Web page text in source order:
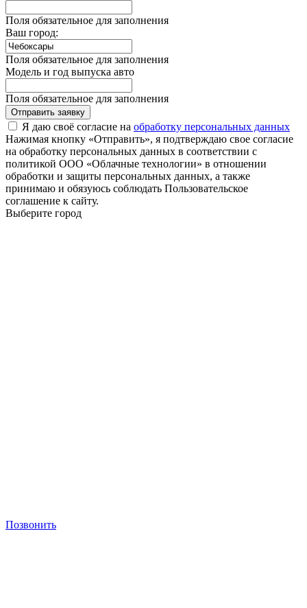
Поля обязательное для заполнения
Ваш город:
Поля обязательное для заполнения
Модель и год выпуска авто
Поля обязательное для заполнения
Отправить заявку
Я даю своё согласие на обработку персональных данных
Нажимая кнопку «Отправить», я подтверждаю свое согласие
на обработку персональных данных в соответствии с
политикой ООО «Облачные технологии» в отношении
обработки и защиты персональных данных, а также
принимаю и обязуюсь соблюдать Пользовательское
соглашение к сайту.
Выберите город
Позвонить